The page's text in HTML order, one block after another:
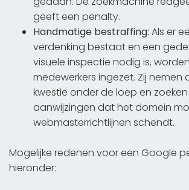
geeft een penalty.
Handmatige bestraffing: Als er
verdenking bestaat en een
visuele inspectie nodig is,
medewerkers ingezet. Zij nemen
kwestie onder de loep en
aanwijzingen dat het domein
webmasterrichtlijnen schendt.
Mogelijke redenen voor een Google
hieronder: